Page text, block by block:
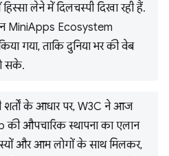
लेने में दिलचस्पी दिखा रही हैं.
MiniApps Ecosystem
गया, ताकि दुनिया भर की वेब
सके.
के आधार पर, W3C ने आज
औपचारिक स्थापना का एलान
और आम लोगों के साथ मिलकर,